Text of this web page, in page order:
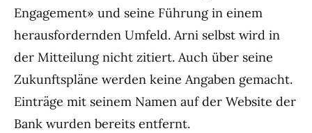
Engagement» und seine Führung in einem
herausfordernden Umfeld. Arni selbst wird in
der Mitteilung nicht zitiert. Auch über seine
Zukunftspläne werden keine Angaben gemacht.
Einträge mit seinem Namen auf der Website der
Bank wurden bereits entfernt.